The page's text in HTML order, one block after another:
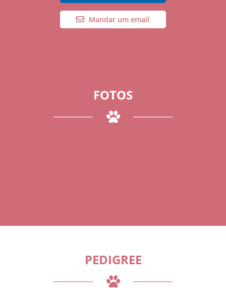
Mandar um email
FOTOS
PEDIGREE